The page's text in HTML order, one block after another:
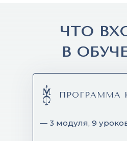
ЧТО
В
— 3 модуля, 9
ПРОГРАММА